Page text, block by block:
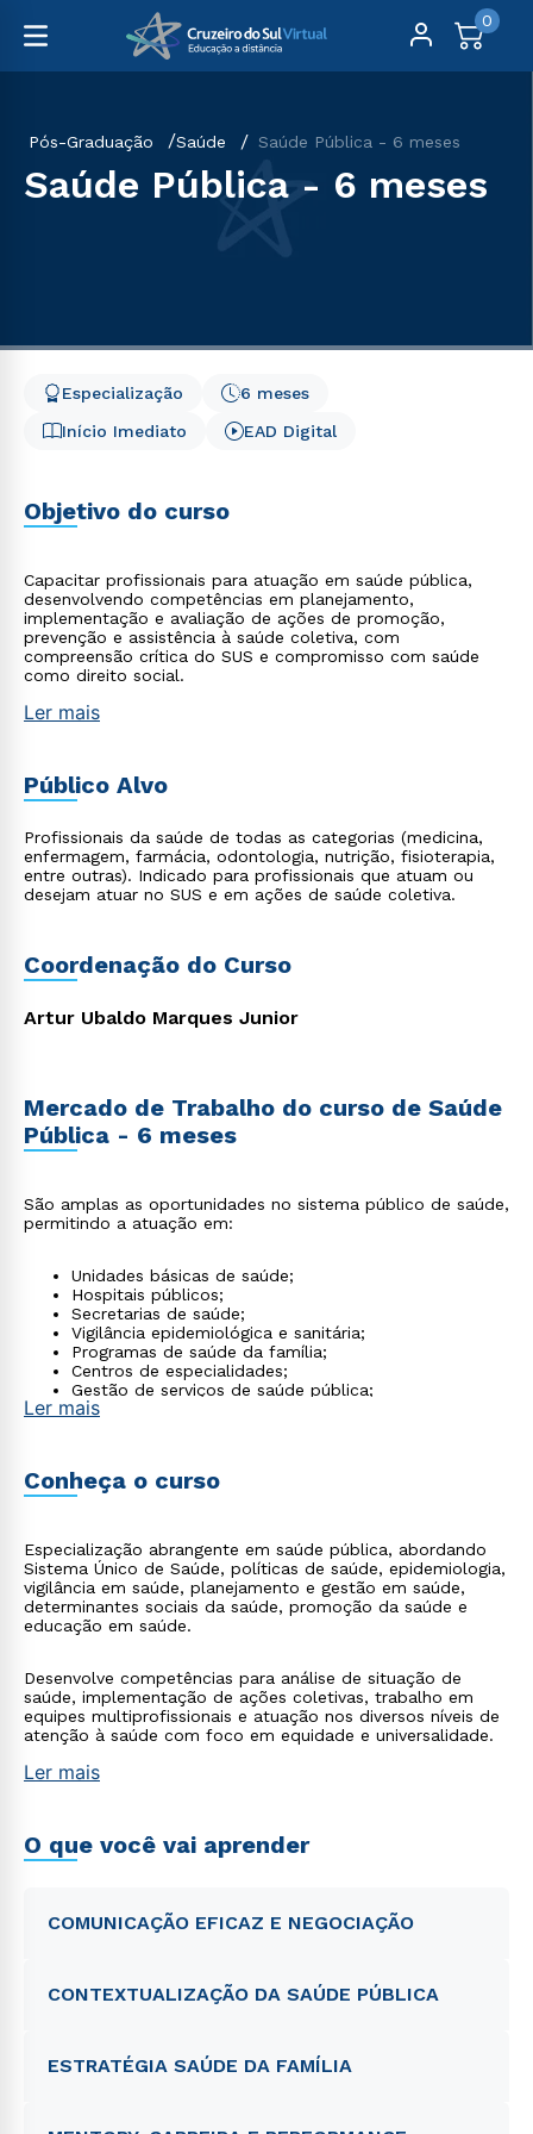
0
Pós-Graduação Saúde Saúde Pública - 6 meses
Saúde Pública - 6 meses
Início Imediato
6 meses
Especialização
EAD Digital
Objetivo do curso
Capacitar profissionais para atuação em saúde pública,
desenvolvendo competências em planejamento,
implementação e avaliação de ações de promoção,
prevenção e assistência à saúde coletiva, com
compreensão crítica do SUS e compromisso com saúde
como direito social.
Ler mais
Público Alvo
Profissionais da saúde de todas as categorias (medicina,
enfermagem, farmácia, odontologia, nutrição, fisioterapia,
entre outras). Indicado para profissionais que atuam ou
desejam atuar no SUS e em ações de saúde coletiva.
Coordenação do Curso
Artur Ubaldo Marques Junior
Mercado de Trabalho do curso de Saúde
Pública - 6 meses
São amplas as oportunidades no sistema público de saúde,
permitindo a atuação em:
Unidades básicas de saúde;
Hospitais públicos;
Secretarias de saúde;
Vigilância epidemiológica e sanitária;
Programas de saúde da família;
Centros de especialidades;
Gestão de serviços de saúde pública;
ONGs de saúde
Ler mais
Conheça o curso
Especialização abrangente em saúde pública, abordando
Sistema Único de Saúde, políticas de saúde, epidemiologia,
vigilância em saúde, planejamento e gestão em saúde,
determinantes sociais da saúde, promoção da saúde e
educação em saúde.
Desenvolve competências para análise de situação de
saúde, implementação de ações coletivas, trabalho em
equipes multiprofissionais e atuação nos diversos níveis de
atenção à saúde com foco em equidade e universalidade.
Ler mais
O que você vai aprender
COMUNICAÇÃO EFICAZ E NEGOCIAÇÃO
CONTEXTUALIZAÇÃO DA SAÚDE PÚBLICA
ESTRATÉGIA SAÚDE DA FAMÍLIA